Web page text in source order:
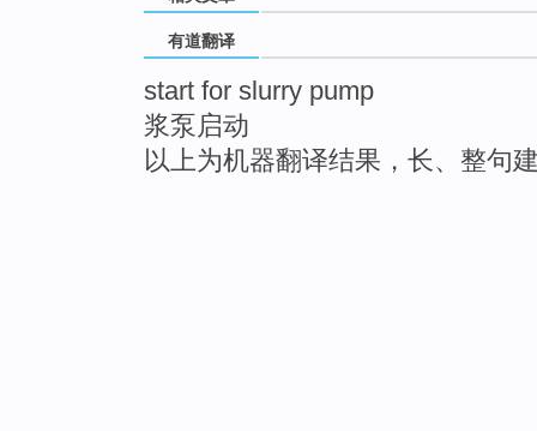
有道翻译
start for slurry pump
浆泵启动
以上为机器翻译结果，长、整句